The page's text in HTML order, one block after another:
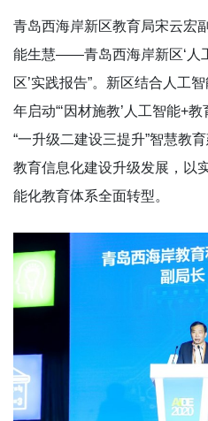
青岛西海岸新区教育局宋云宏
能生慧——青岛西海岸新区‘人
区’实践报告”。新区结合人工
年启动“‘因材施教’人工智能+
“一升级二建设三提升”智慧教
教育信息化建设升级发展，以
能化教育体系全面转型。